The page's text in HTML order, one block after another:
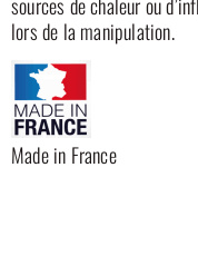
lors de la manipulation.
Made in France